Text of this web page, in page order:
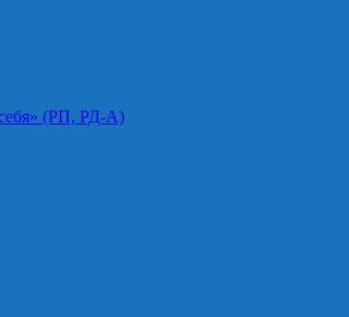
себя» (РП, РД-А)